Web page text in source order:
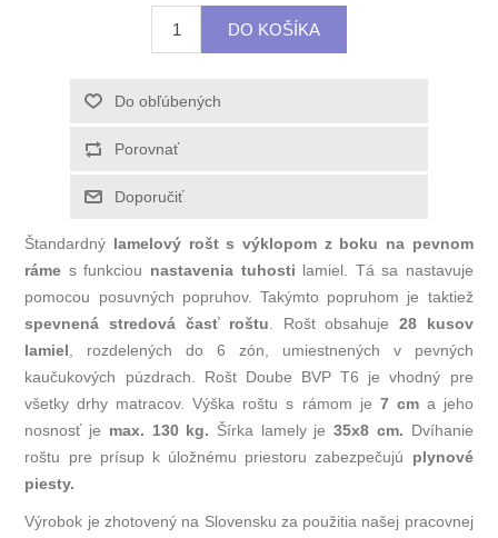
Štandardný lamelový rošt s výklopom z boku na pevnom
ráme s funkciou nastavenia tuhosti lamiel. Tá sa nastavuje
pomocou posuvných popruhov. Takýmto popruhom je taktiež
spevnená stredová časť roštu. Rošt obsahuje 28 kusov
lamiel, rozdelených do 6 zón, umiestnených v pevných
kaučukových púzdrach. Rošt Doube BVP T6 je vhodný pre
všetky drhy matracov. Výška roštu s rámom je 7 cma jeho
nosnosť je max. 130 kg. Šírka lamely je 35x8 cm. Dvíhanie
roštu pre prísup k úložnému priestoru zabezpečujú plynové
piesty.
Výrobok je zhotovený na Slovensku za použitia našej pracovnej